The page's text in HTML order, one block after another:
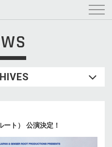
ト） 公演決定！